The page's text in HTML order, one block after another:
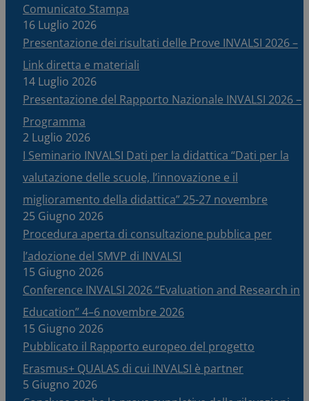
Comunicato Stampa
16 Luglio 2026
Presentazione dei risultati delle Prove INVALSI 2026 –
Link diretta e materiali
14 Luglio 2026
Presentazione del Rapporto Nazionale INVALSI 2026 –
Programma
2 Luglio 2026
I Seminario INVALSI Dati per la didattica “Dati per la
valutazione delle scuole, l’innovazione e il
miglioramento della didattica” 25-27 novembre
25 Giugno 2026
Procedura aperta di consultazione pubblica per
l’adozione del SMVP di INVALSI
15 Giugno 2026
Conference INVALSI 2026 “Evaluation and Research in
Education” 4–6 novembre 2026
15 Giugno 2026
Pubblicato il Rapporto europeo del progetto
Erasmus+ QUALAS di cui INVALSI è partner
5 Giugno 2026